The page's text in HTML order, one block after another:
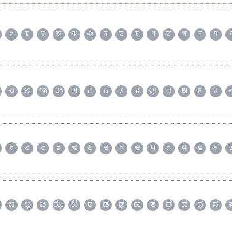
ঙ চ ছ জ ঝ ঞ ঠ ড ঢ ণ ত থ দ ধ
ચ છ જ ઝ ઞ ટ ઠ ડ ઢ ણ ત થ દ ધ
ਝ ਟ ਠ ਡ ਢ ਣ ਤ ਥ ਦ ਧ ਨ ਪ ਫ ਬ
ಚ ಛ ಜ ಝ ಟ ಠ ಡ ಢ ಣ ತ ಥ ದ ಧ ನ